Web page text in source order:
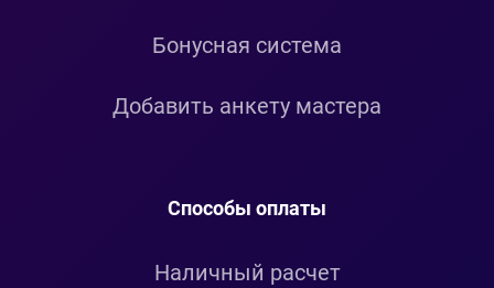
Бонусная система
Добавить анкету мастера
Способы оплаты
Наличный расчет